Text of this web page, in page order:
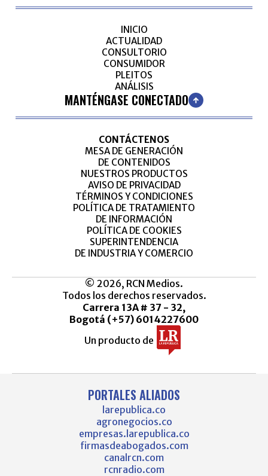
INICIO
ACTUALIDAD
CONSULTORIO
CONSUMIDOR
PLEITOS
ANÁLISIS
MANTÉNGASE CONECTADO
CONTÁCTENOS
MESA DE GENERACIÓN
DE CONTENIDOS
NUESTROS PRODUCTOS
AVISO DE PRIVACIDAD
TÉRMINOS Y CONDICIONES
POLÍTICA DE TRATAMIENTO
DE INFORMACIÓN
POLÍTICA DE COOKIES
SUPERINTENDENCIA
DE INDUSTRIA Y COMERCIO
© 2026, RCN Medios.
Todos los derechos reservados.
Carrera 13A # 37 - 32,
Bogotá (+57) 6014227600
Un producto de
PORTALES ALIADOS
larepublica.co
agronegocios.co
empresas.larepublica.co
firmasdeabogados.com
canalrcn.com
rcnradio.com